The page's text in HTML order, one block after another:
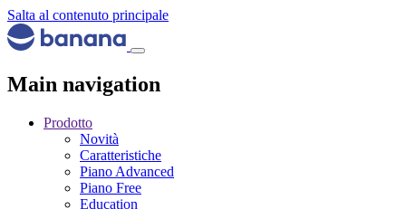
Salta al contenuto principale
Main navigation
Prodotto
Novità
Caratteristiche
Piano Advanced
Piano Free
Education